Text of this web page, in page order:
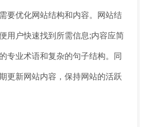
要优化网站结构和内容。网站结
用户快速找到所需信息;内容应简
专业术语和复杂的句子结构。同
更新网站内容，保持网站的活跃